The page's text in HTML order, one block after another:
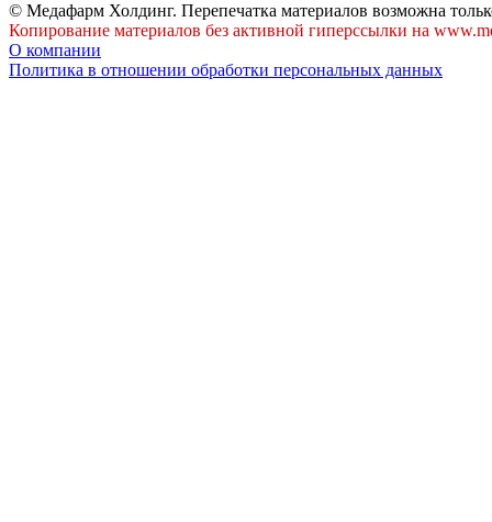
© Медафарм Холдинг. Перепечатка материалов возможна
Копирование материалов без активной гиперссылки на
О компании
Политика в отношении обработки персональных данных